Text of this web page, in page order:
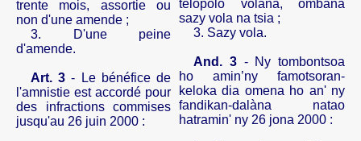
trente mois, assortie ou
non d'une amende ;
3. D'une peine
d'amende.
Art. 3 - Le bénéfice de
l'amnistie est accordé pour
des infractions commises
jusqu'au 26 juin 2000 :
telopolo volana, ombana
sazy vola na tsia ;
3. Sazy vola.
And.3- Ny tombontsoa
ho amin’ny famotsoran-
keloka dia omena ho an' ny
fandikan-dalàna natao
hatramin' ny 26 jona 2000 :